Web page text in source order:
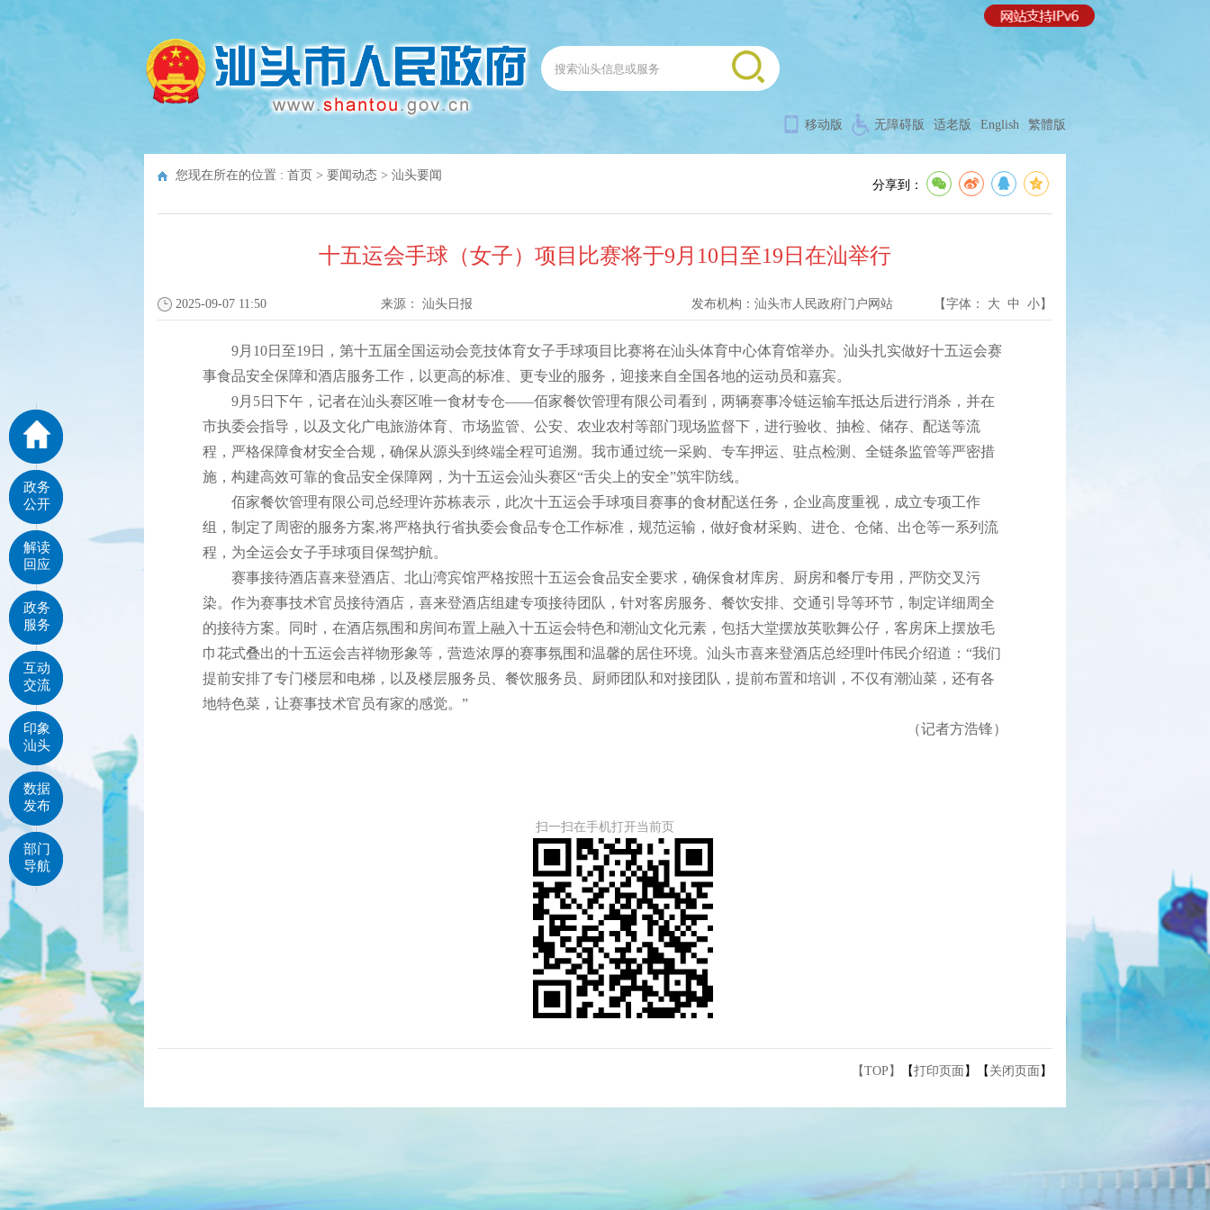
移动版 无障碍版 适老版 English 繁體版
您现在所在的位置 : 首页 > 要闻动态 > 汕头要闻
分享到：
十五运会手球（女子）项目比赛将于9月10日至19日在汕举行
2025-09-07 11:50 来源： 汕头日报 发布机构： 汕头市人民政府门户网站 【字体： 大 中 小】
9月10日至19日，第十五届全国运动会竞技体育女子手球项目比赛将在汕头体育中心体育馆举办。汕头扎实做好十五运会赛
事食品安全保障和酒店服务工作，以更高的标准、更专业的服务，迎接来自全国各地的运动员和嘉宾。
9月5日下午，记者在汕头赛区唯一食材专仓——佰家餐饮管理有限公司看到，两辆赛事冷链运输车抵达后进行消杀，并在
市执委会指导，以及文化广电旅游体育、市场监管、公安、农业农村等部门现场监督下，进行验收、抽检、储存、配送等流
程，严格保障食材安全合规，确保从源头到终端全程可追溯。我市通过统一采购、专车押运、驻点检测、全链条监管等严密措
施，构建高效可靠的食品安全保障网，为十五运会汕头赛区“舌尖上的安全”筑牢防线。
佰家餐饮管理有限公司总经理许苏栋表示，此次十五运会手球项目赛事的食材配送任务，企业高度重视，成立专项工作
组，制定了周密的服务方案,将严格执行省执委会食品专仓工作标准，规范运输，做好食材采购、进仓、仓储、出仓等一系列流
程，为全运会女子手球项目保驾护航。
赛事接待酒店喜来登酒店、北山湾宾馆严格按照十五运会食品安全要求，确保食材库房、厨房和餐厅专用，严防交叉污
染。作为赛事技术官员接待酒店，喜来登酒店组建专项接待团队，针对客房服务、餐饮安排、交通引导等环节，制定详细周全
的接待方案。同时，在酒店氛围和房间布置上融入十五运会特色和潮汕文化元素，包括大堂摆放英歌舞公仔，客房床上摆放毛
巾花式叠出的十五运会吉祥物形象等，营造浓厚的赛事氛围和温馨的居住环境。汕头市喜来登酒店总经理叶伟民介绍道：“我们
提前安排了专门楼层和电梯，以及楼层服务员、餐饮服务员、厨师团队和对接团队，提前布置和培训，不仅有潮汕菜，还有各
地特色菜，让赛事技术官员有家的感觉。”
（记者方浩锋）
扫一扫在手机打开当前页
【TOP】 【打印页面 】【 关闭页面 】
政务
公开
解读
回应
政务
服务
互动
交流
印象
汕头
数据
发布
部门
导航